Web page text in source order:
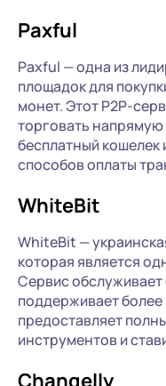
Paxful
Paxful — одна из
площадок для
монет. Этот P2P-
торговать напрямую
бесплатный кошелек
способов оплаты
WhiteBit
WhiteBit —
которая является
Сервис обслуживает
поддерживает
предоставляет
инструментов и
Changelly